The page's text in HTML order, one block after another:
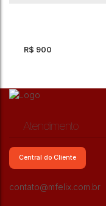
Sobrado,
R$ 900
Atendimento
Central do Cliente
contato@mfelix.com.br